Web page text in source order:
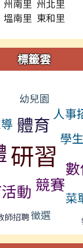
州南里 州北里
塭南里 東和里
標籤雲
幼兒園
體育 人事
研習 學
動 競賽
菜
師招聘徵選